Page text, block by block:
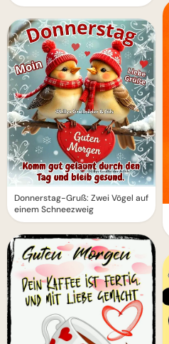
Donnerstag-Gruß: Zwei Vögel auf
einem Schneezweig